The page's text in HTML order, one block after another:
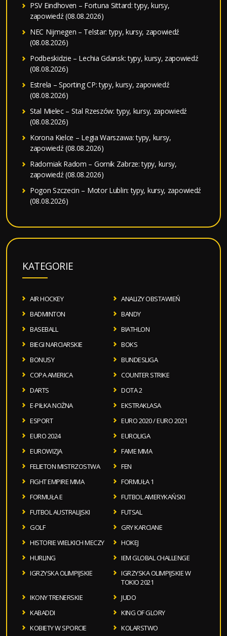
PSV Eindhoven – Fortuna Sittard: typy, kursy,
zapowiedź (08.08.2026)
NEC Nijmegen – Telstar: typy, kursy, zapowiedź
(08.08.2026)
Podbeskidzie – Lechia Gdansk: typy, kursy, zapowiedź
(08.08.2026)
Estrela – Sporting CP: typy, kursy, zapowiedź
(08.08.2026)
Stal Mielec – Stal Rzeszów: typy, kursy, zapowiedź
(08.08.2026)
Korona Kielce – Legia Warszawa: typy, kursy,
zapowiedź (08.08.2026)
Radomiak Radom – Gornik Zabrze: typy, kursy,
zapowiedź (08.08.2026)
Pogon Szczecin – Motor Lublin: typy, kursy, zapowiedź
(08.08.2026)
KATEGORIE
AIR HOCKEY
ANALIZY OBSTAWIEŃ
BADMINTON
BANDY
BASEBALL
BIATHLON
BIEGI NARCIARSKIE
BOKS
BONUSY
BUNDESLIGA
COPA AMERICA
COUNTER STRIKE
DARTS
DOTA 2
E-PIŁKA NOŻNA
EKSTRAKLASA
ESPORT
EURO 2020 / EURO 2021
EURO 2024
EUROLIGA
EUROWIZJA
FAME MMA
FELIETON MISTRZOSTWA
FEN
FIGHT EMPIRE MMA
FORMUŁA 1
FORMUŁA E
FUTBOL AMERYKAŃSKI
FUTBOL AUSTRALIJSKI
FUTSAL
GOLF
GRY KARCIANE
HISTORIE WIELKICH MECZY
HOKEJ
HURLING
IEM GLOBAL CHALLENGE
IGRZYSKA OLIMPIJSKIE
IGRZYSKA OLIMPIJSKIE W
TOKIO 2021
IKONY TRENERSKIE
JUDO
KABADDI
KING OF GLORY
KOBIETY W SPORCIE
KOLARSTWO